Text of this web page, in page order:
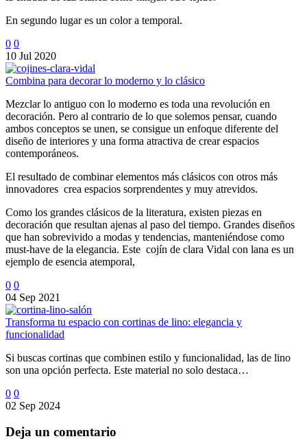
En segundo lugar es un color a temporal.
0 0
10 Jul 2020
Combina para decorar lo moderno y lo clásico
Mezclar lo antiguo con lo moderno es toda una revolución en
decoración. Pero al contrario de lo que solemos pensar, cuando
ambos conceptos se unen, se consigue un enfoque diferente del
diseño de interiores y una forma atractiva de crear espacios
contemporáneos.
El resultado de combinar elementos más clásicos con otros más
innovadores crea espacios sorprendentes y muy atrevidos.
Como los grandes clásicos de la literatura, existen piezas en
decoración que resultan ajenas al paso del tiempo. Grandes diseños
que han sobrevivido a modas y tendencias, manteniéndose como
must-have de la elegancia. Este cojín de clara Vidal con lana es un
ejemplo de esencia atemporal,
0 0
04 Sep 2021
Transforma tu espacio con cortinas de lino: elegancia y
funcionalidad
Si buscas cortinas que combinen estilo y funcionalidad, las de lino
son una opción perfecta. Este material no solo destaca…
0 0
02 Sep 2024
Deja un comentario